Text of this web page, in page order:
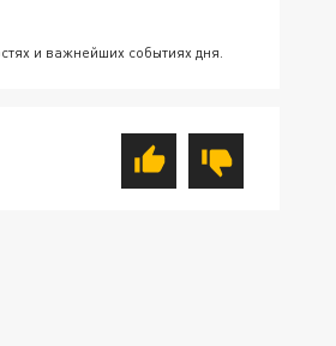
и важнейших событиях дня.